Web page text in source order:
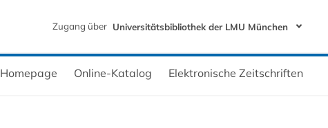
Zugang über Universitätsbibliothek der LMU München
Homepage Online-Katalog Elektronische Zeitschriften